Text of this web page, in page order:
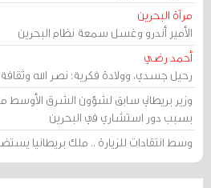
مرآة البحرين
الأمير أندرو وغسل سمعة نظام البحرين
أحمد رضي
رحيل جسدي، وولادة فكرية: نصر الله
وزير بريطاني سابق لشؤون الشرق الأوسط
بسبب دور استشاري في البحرين
وسط انتقادات للزيارة .. ملك بريطانيا